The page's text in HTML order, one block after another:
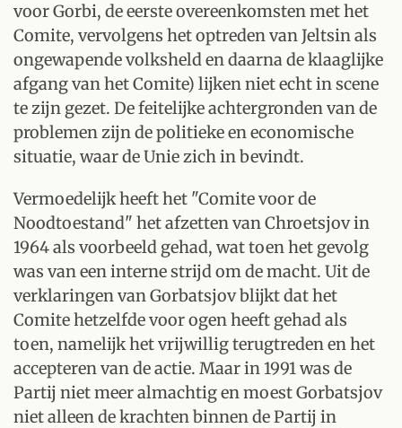
voor Gorbi, de eerste overeenkomsten met het
Comite, vervolgens het optreden van Jeltsin als
ongewapende volksheld en daarna de klaaglijke
afgang van het Comite) lijken niet echt in scene
te zijn gezet. De feitelijke achtergronden van de
problemen zijn de politieke en economische
situatie, waar de Unie zich in bevindt.
Vermoedelijk heeft het "Comite voor de
Noodtoestand" het afzetten van Chroetsjov in
1964 als voorbeeld gehad, wat toen het gevolg
was van een interne strijd om de macht. Uit de
verklaringen van Gorbatsjov blijkt dat het
Comite hetzelfde voor ogen heeft gehad als
toen, namelijk het vrijwillig terugtreden en het
accepteren van de actie. Maar in 1991 was de
Partij niet meer almachtig en moest Gorbatsjov
niet alleen de krachten binnen de Partij in